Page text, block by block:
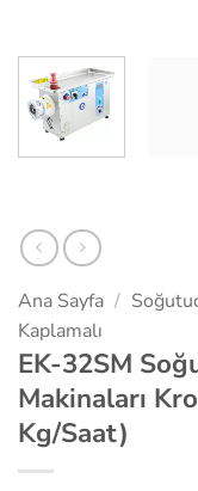
Ana Sayfa /
Kaplamalı
EK-32SM
Makinaları
Kg/Saat)